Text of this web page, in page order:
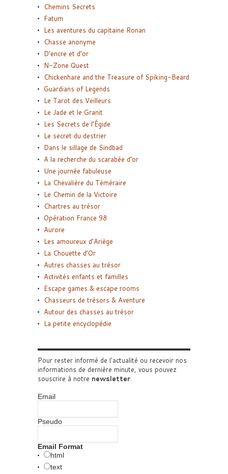
Chemins Secrets
Fatum
Les aventures du capitaine Ronan
Chasse anonyme
D’encre et d’or
N-Zone Quest
Chickenhare and the Treasure of Spiking-Beard
Guardians of Legends
Le Tarot des Veilleurs
Le Jade et le Granit
Les Secrets de l’Égide
Le secret du destrier
Dans le sillage de Sindbad
A la recherche du scarabée d’or
Une journée fabuleuse
La Chevalière du Téméraire
Le Chemin de la Victoire
Chartres au trésor
Opération France 98
Aurore
Les amoureux d’Ariège
La Chouette d’Or
Autres chasses au trésor
Activités enfants et familles
Escape games & escape rooms
Chasseurs de trésors & Aventure
Autour des chasses au trésor
La petite encyclopédie
Pour rester informé de l'actualité ou recevoir nos
informations de dernière minute, vous pouvez
souscrire à notre newsletter.
Email
Pseudo
Email Format
html
text